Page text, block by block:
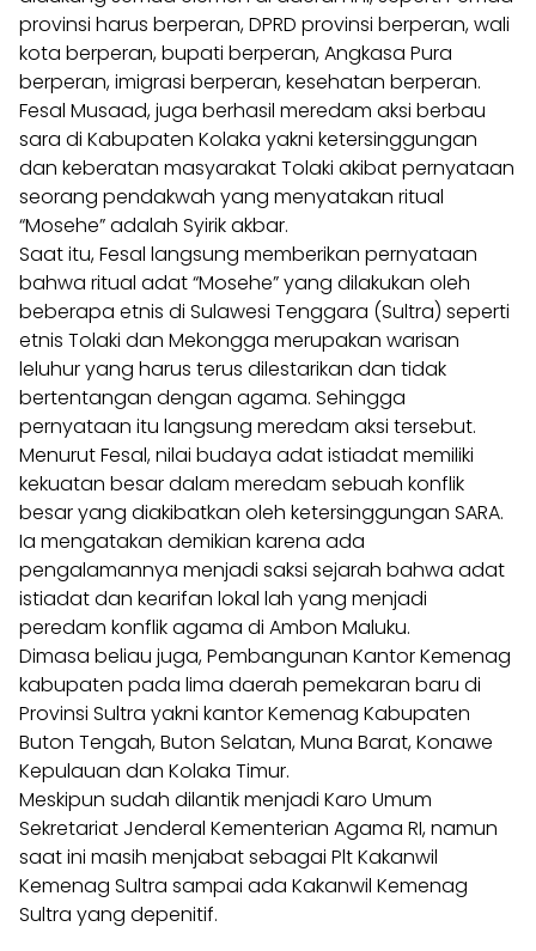
provinsi harus berperan, DPRD provinsi berperan, wali
kota berperan, bupati berperan, Angkasa Pura
berperan, imigrasi berperan, kesehatan berperan.
Fesal Musaad, juga berhasil meredam aksi berbau
sara di Kabupaten Kolaka yakni ketersinggungan
dan keberatan masyarakat Tolaki akibat pernyataan
seorang pendakwah yang menyatakan ritual
“Mosehe” adalah Syirik akbar.
Saat itu, Fesal langsung memberikan pernyataan
bahwa ritual adat “Mosehe” yang dilakukan oleh
beberapa etnis di Sulawesi Tenggara (Sultra) seperti
etnis Tolaki dan Mekongga merupakan warisan
leluhur yang harus terus dilestarikan dan tidak
bertentangan dengan agama. Sehingga
pernyataan itu langsung meredam aksi tersebut.
Menurut Fesal, nilai budaya adat istiadat memiliki
kekuatan besar dalam meredam sebuah konflik
besar yang diakibatkan oleh ketersinggungan SARA.
Ia mengatakan demikian karena ada
pengalamannya menjadi saksi sejarah bahwa adat
istiadat dan kearifan lokal lah yang menjadi
peredam konflik agama di Ambon Maluku.
Dimasa beliau juga, Pembangunan Kantor Kemenag
kabupaten pada lima daerah pemekaran baru di
Provinsi Sultra yakni kantor Kemenag Kabupaten
Buton Tengah, Buton Selatan, Muna Barat, Konawe
Kepulauan dan Kolaka Timur.
Meskipun sudah dilantik menjadi Karo Umum
Sekretariat Jenderal Kementerian Agama RI, namun
saat ini masih menjabat sebagai Plt Kakanwil
Kemenag Sultra sampai ada Kakanwil Kemenag
Sultra yang depenitif.